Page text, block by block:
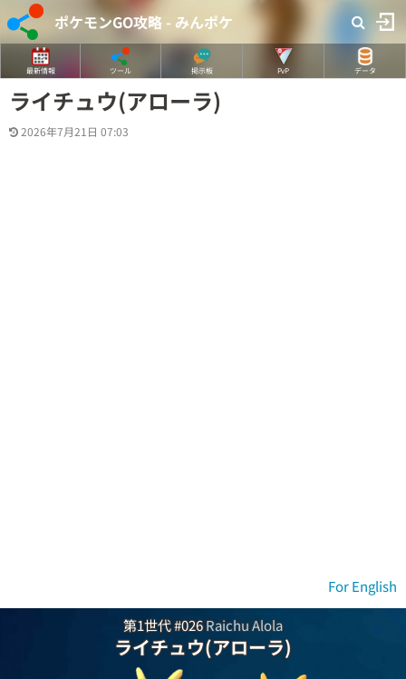
ポケモンGO攻略 - みんポケ
最新情報 ツール 掲示板 PvP データ
ライチュウ(アローラ)
2026年7月21日 07:03
For English
第1世代 #026Raichu Alola
ライチュウ(アローラ)